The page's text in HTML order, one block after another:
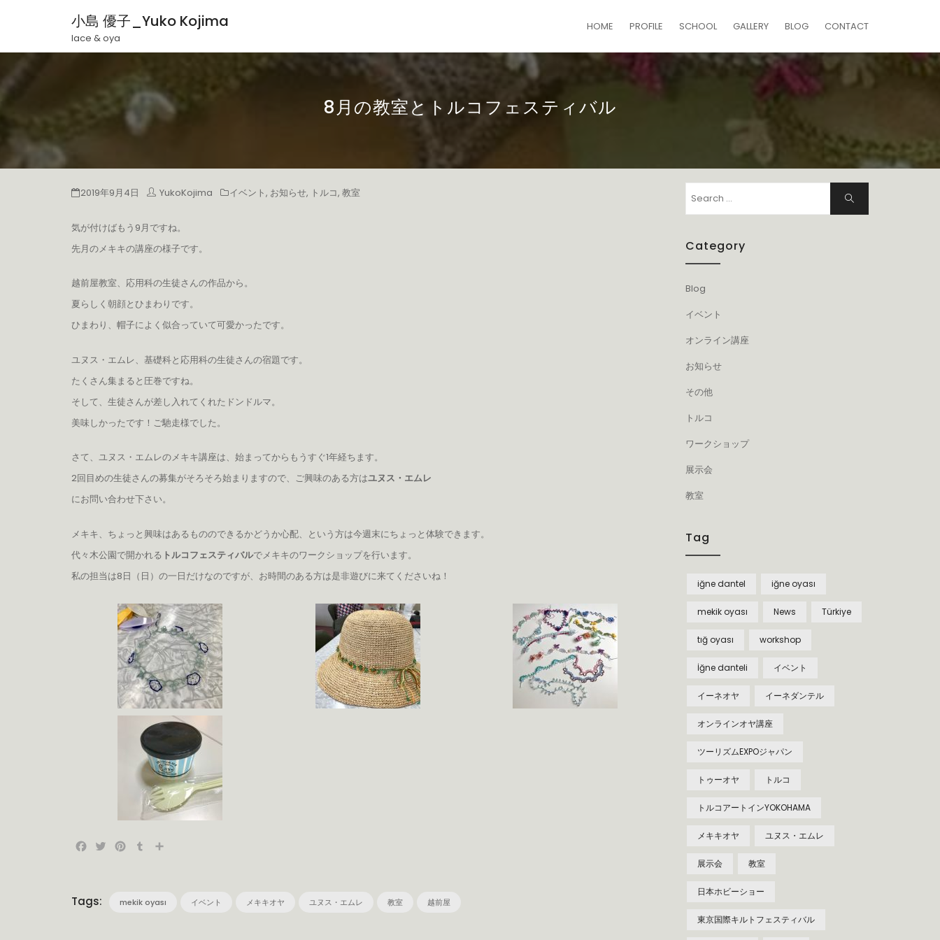
小島 優子_Yuko Kojima
lace & oya
HOME PROFILE SCHOOL GALLERY BLOG CONTACT
8月の教室とトルコフェスティバル
2019年9月4日 YukoKojima イベント, お知らせ, トルコ, 教室
気が付けばもう9月ですね。
先月のメキキの講座の様子です。
越前屋教室、応用科の生徒さんの作品から。
夏らしく朝顔とひまわりです。
ひまわり、帽子によく似合っていて可愛かったです。
ユヌス・エムレ、基礎科と応用科の生徒さんの宿題です。
たくさん集まると圧巻ですね。
そして、生徒さんが差し入れてくれたドンドルマ。
美味しかったです！ご馳走様でした。
さて、ユヌス・エムレのメキキ講座は、始まってからもうすぐ1年経ちます。
2回目めの生徒さんの募集がそろそろ始まりますので、ご興味のある方はユヌス・エムレ
にお問い合わせ下さい。
メキキ、ちょっと興味はあるもののできるかどうか心配、という方は今週末にちょっと体験できます。
代々木公園で開かれる トルコフェスティバルでメキキのワークショップを行います。
私の担当は8日（日）の一日だけなのですが、お時間のある方は是非遊びに来てくださいね！
Facebook
TwitterPinterest
Tumblr
Tags: mekik oyası イベント メキキオヤ ユヌス・エムレ 教室 越前屋
Search
for:
Search
Category
Blog
イベント
オンライン講座
お知らせ
その他
トルコ
ワークショップ
展示会
教室
Tag
iğne dantel iğne oyası
mekik oyası News Türkiye
tığ oyası workshop
İğne danteli イベント
イーネオヤ イーネダンテル
オンラインオヤ講座
ツーリズムEXPOジャパン
トゥーオヤ トルコ
トルコアートインYOKOHAMA
メキキオヤ ユヌス・エムレ
展示会 教室
日本ホビーショー
東京国際キルトフェスティバル